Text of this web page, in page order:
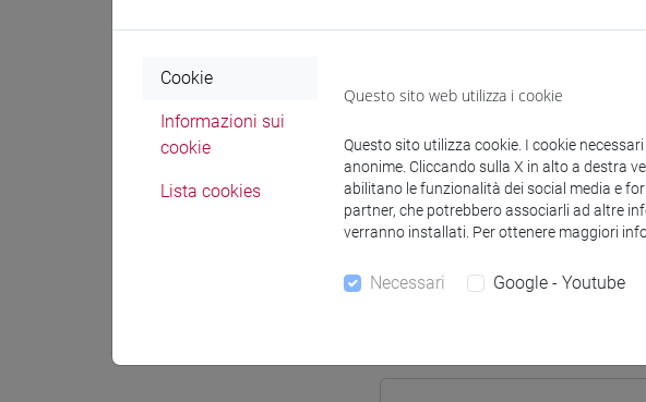
Docenti e corsi di laurea
DE VIDO Stefania- 60h
Cookie
Informazioni sui
cookie
Lista cookies
Questo sito web utilizza i cookie
Questo sito utilizza cookie. I cookie
anonime. Cliccando sulla X in alto a destra
abilitano le funzionalità dei social media e
partner, che potrebbero associarli ad altre
verranno installati. Per ottenere maggiori
Necessari Google - Youtube